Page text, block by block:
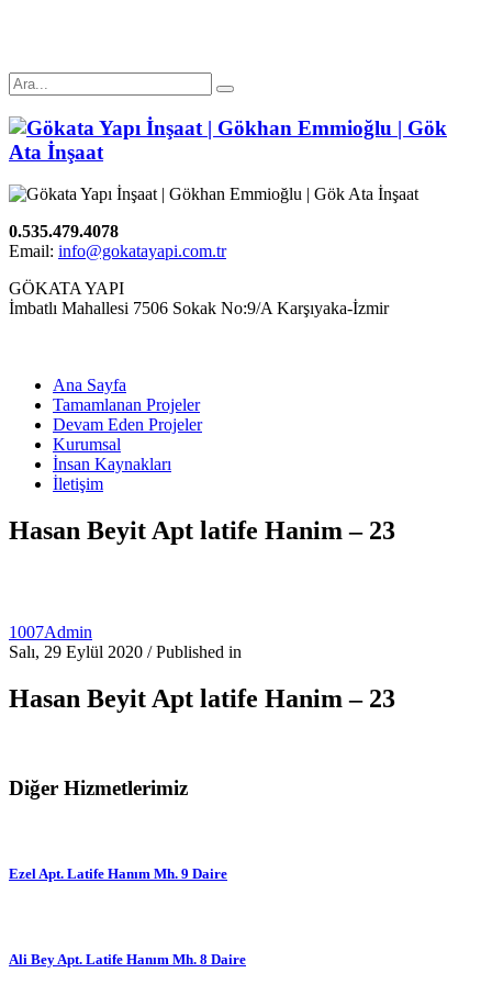
0.535.479.4078
Email: info@gokatayapi.com.tr
GÖKATA YAPI
İmbatlı Mahallesi 7506 Sokak No:9/A Karşıyaka-İzmir
Ana Sayfa
Tamamlanan Projeler
Devam Eden Projeler
Kurumsal
İnsan Kaynakları
İletişim
Hasan Beyit Apt latife Hanim – 23
1007Admin
Salı, 29 Eylül 2020 /Published in
Hasan Beyit Apt latife Hanim – 23
Diğer Hizmetlerimiz
Ezel Apt. Latife Hanım Mh. 9 Daire
Ali Bey Apt. Latife Hanım Mh. 8 Daire